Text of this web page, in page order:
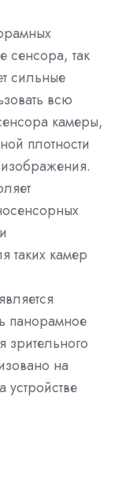
сенсора, так
сильные
всю
камеры,
плотности
таких камер
панорамное
на